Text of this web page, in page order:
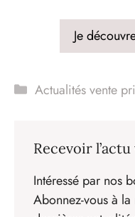
Je
Catégories
Actualités vente
Recevoir
Intéressé par nos
Abonnez-vous à